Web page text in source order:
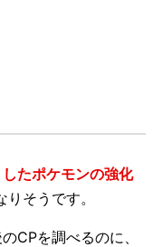
たポケモンの強化
そうです。
CPを調べるのに、